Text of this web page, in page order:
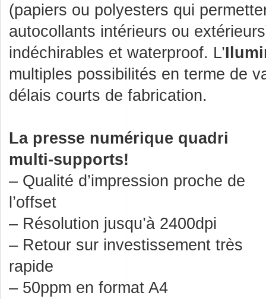
(papiers ou polyesters qui
autocollants intérieurs ou
indéchirables et waterproof. L’
multiples possibilités en terme de
délais courts de fabrication.
La presse numérique quadri
multi-supports!
– Qualité d’impression proche de
l’offset
– Résolution jusqu’à 2400dpi
– Retour sur investissement très
rapide
– 50ppm en format A4